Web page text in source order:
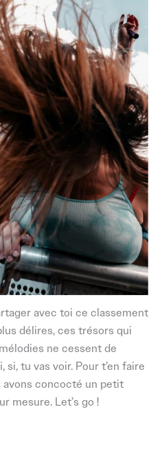
avec toi ce classement
délires, ces trésors qui
ne cessent de
tu vas voir. Pour t’en faire
concocté un petit
mesure. Let’s go !